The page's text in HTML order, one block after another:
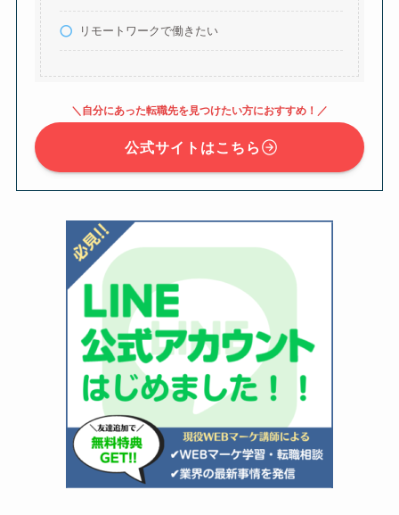
リモートワークで働きたい
＼自分にあった転職先を見つけたい方におすすめ！／
公式サイトはこちら